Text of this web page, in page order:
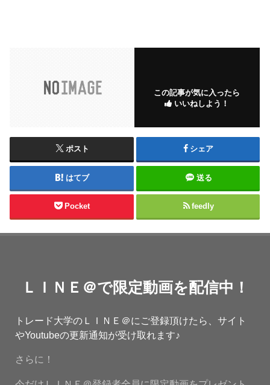
この記事が気に入ったら
いいねしよう！
ポスト シェア
はてブ 送る
Pocket feedly
ＬＩＮＥ＠で限定動画を配信中！
トレード大学のＬＩＮＥ＠にご登録頂けたら、サイト
やYoutubeの更新通知が受け取れます♪
さらに！